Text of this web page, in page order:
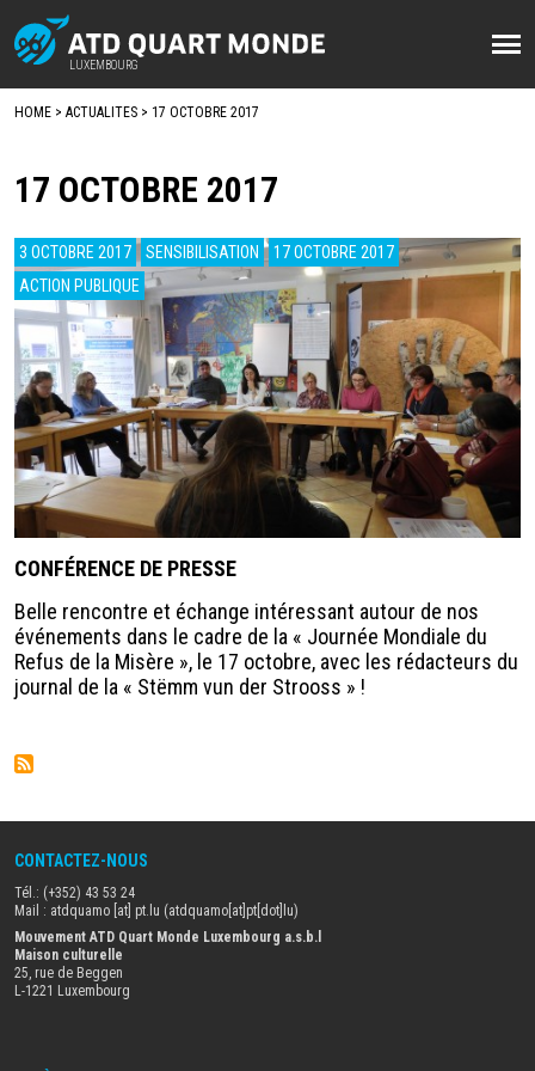
LUXEMBOURG
Aller
au
contenu
principal
LUXEMBOURG
D'ARIANE
HOME ACTUALITES 17 OCTOBRE 2017
17 OCTOBRE 2017
3 OCTOBRE 2017 SENSIBILISATION
17 OCTOBRE 2017
ACTION PUBLIQUE
CONFÉRENCE DE PRESSE
Belle rencontre et échange intéressant autour de nos
événements dans le cadre de la « Journée Mondiale du
Refus de la Misère », le 17 octobre, avec les rédacteurs du
journal de la « Stëmm vun der Strooss » !
CONTACTEZ-NOUS
Tél.: (+352) 43 53 24
Mail : atdquamo [at] pt. lu (atdquamo[at]pt[dot]lu)
Mouvement ATD Quart Monde Luxembourg a.s.b.l
Maison culturelle
25, rue de Beggen
L-1221 Luxembourg